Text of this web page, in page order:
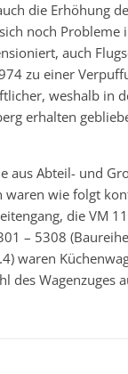
die Erhöhung
noch Probleme
auch
zu einer
weshalb in
erhalten
aus Abteil- und
waren wie folgt
die VM
– 5308
waren
Wagenzuges